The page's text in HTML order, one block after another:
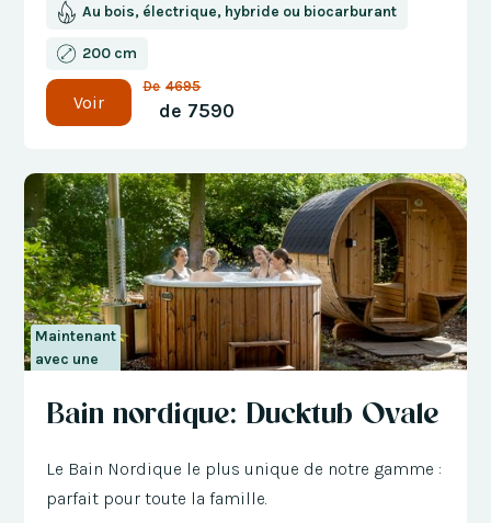
Au bois, électrique, hybride ou biocarburant
200 cm
Voir
De 4695
de 7590
Maintenant
avec une
de 300 €
Bain nordique: Ducktub Ovale
Le Bain Nordique le plus unique de notre gamme :
parfait pour toute la famille.